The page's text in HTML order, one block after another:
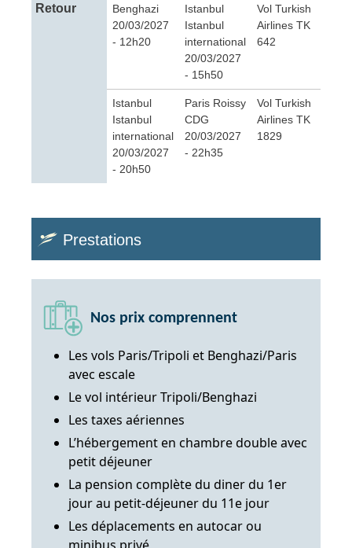
Retour
Benghazi
20/03/2027
- 12h20
Istanbul
Istanbul
international
20/03/2027
- 15h50
Vol Turkish
Airlines TK
642
Istanbul
Istanbul
international
20/03/2027
- 20h50
Paris Roissy
CDG
20/03/2027
- 22h35
Vol Turkish
Airlines TK
1829
Prestations
Nos prix comprennent
Les vols Paris/Tripoli et Benghazi/Paris
avec escale
Le vol intérieur Tripoli/Benghazi
Les taxes aériennes
L’hébergement en chambre double avec
petit déjeuner
La pension complète du diner du 1er
jour au petit-déjeuner du 11e jour
Les déplacements en autocar ou
minibus privé